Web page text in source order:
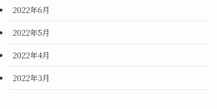
2022年6月
2022年5月
2022年4月
2022年3月